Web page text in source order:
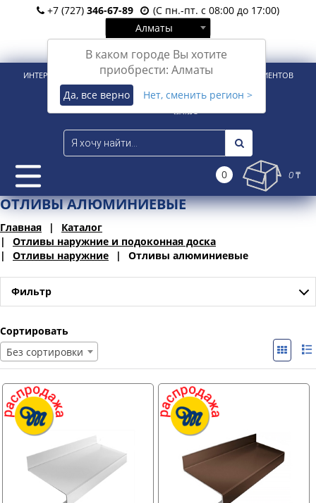
+7 (727) 346-67-89
(С пн.-пт. с 08:00 до 17:00)
Алматы
В каком городе Вы хотите
приобрести: Алматы
Да, все верно Нет, сменить регион >
Вход Регистрация
ИНТЕРНЕТ-МАГАЗИН ДЛЯ РОЗНИЧНЫХ И КОРПОРАТИВНЫХ КЛИЕНТОВ
0 0 ₸
ОТЛИВЫ АЛЮМИНИЕВЫЕ
Главная
Каталог
Отливы наружние и подоконная доска
Отливы наружние
Отливы алюминиевые
Фильтр
Сортировать
Без сортировки